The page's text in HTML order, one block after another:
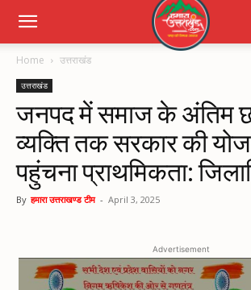
Home उत्तराखंड
उत्तराखंड
जनपद में समाज के अंतिम
व्यक्ति तक सरकार की
पहुंचना प्राथमिकता:
By हमारा उत्तराखण्ड टीम - April 3, 2025
Advertisement